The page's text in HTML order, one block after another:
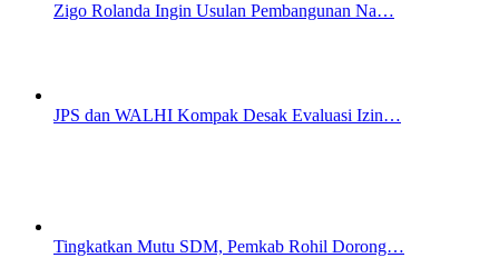
Zigo Rolanda Ingin Usulan Pembangunan Na…
JPS dan WALHI Kompak Desak Evaluasi Izin…
Tingkatkan Mutu SDM, Pemkab Rohil Dorong…